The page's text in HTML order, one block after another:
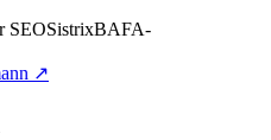
SEOSistrixBAFA-
↗